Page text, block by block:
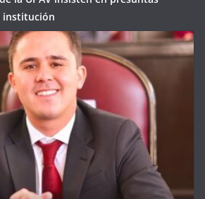
institución